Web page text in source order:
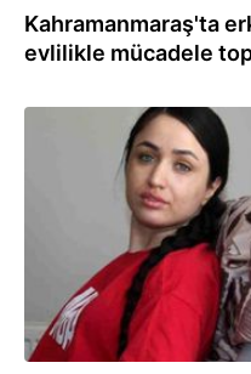
Kahramanmaraş'ta
evlilikle mücadele
25.06.2022